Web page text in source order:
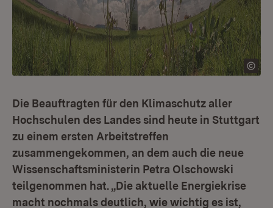
Die Beauftragten für den Klimaschutz aller
Hochschulen des Landes sind heute in Stuttgart
zu einem ersten Arbeitstreffen
zusammengekommen, an dem auch die neue
Wissenschaftsministerin Petra Olschowski
teilgenommen hat. „Die aktuelle Energiekrise
macht nochmals deutlich, wie wichtig es ist,